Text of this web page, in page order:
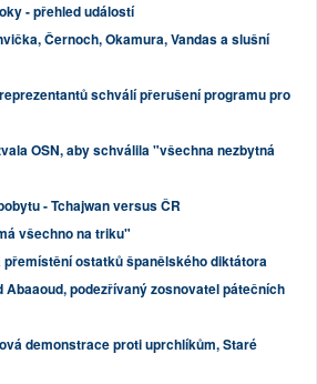
- přehled událostí
Černoch, Okamura, Vandas a slušní
schválí přerušení programu pro
OSN, aby schválila "všechna nezbytná
- Tchajwan versus ČR
všechno na triku"
přemístění ostatků španělského diktátora
Abaaoud, podezřívaný zosnovatel pátečních
demonstrace proti uprchlíkům, Staré